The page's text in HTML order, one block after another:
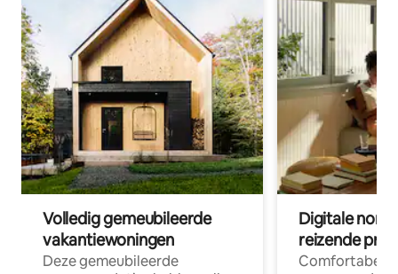
Volledig gemeubileerde
vakantiewoningen
Deze gemeubileerde
Digitale
reizende
Comfortabele